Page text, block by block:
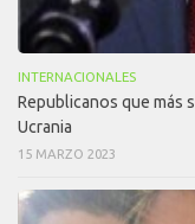
INTERNACIONALES
Republicanos que más
Ucrania
15 MARZO 2023